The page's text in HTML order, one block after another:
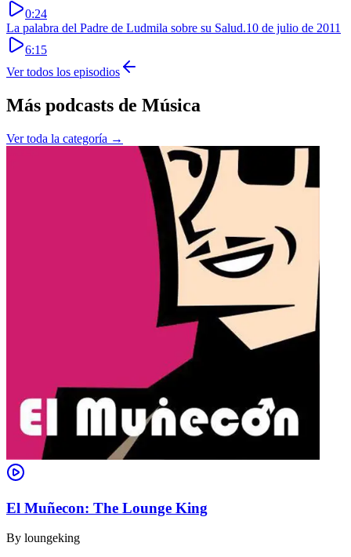
0:24
La palabra del Padre de Ludmila sobre su Salud.10 de julio de 2011
6:15
Ver todos los episodios
Más podcasts de Música
Ver toda la categoría →
El Muñecon: The Lounge King
By loungeking